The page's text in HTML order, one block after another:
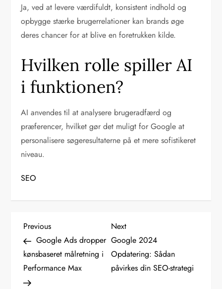
Ja, ved at levere værdifuldt, konsistent indhold og
opbygge stærke brugerrelationer kan brands øge
deres chancer for at blive en foretrukken kilde.
Hvilken rolle spiller AI
i funktionen?
AI anvendes til at analysere brugeradfærd og
præferencer, hvilket gør det muligt for Google at
personalisere søgeresultaterne på et mere sofistikeret
niveau.
SEO
I
n
d
Previous
Post
Previous
Google Ads dropper
kønsbaseret målretning i
Performance Max
Next
Post
Next
Google 2024
Opdatering: Sådan
påvirkes din SEO-strategi